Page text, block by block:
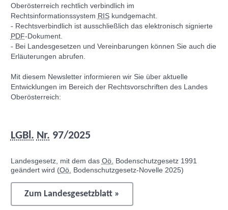
Oberösterreich rechtlich verbindlich im
Rechtsinformationssystem RISkundgemacht.
- Rechtsverbindlich ist ausschließlich das elektronisch signierte
PDF-Dokument.
- Bei Landesgesetzen und Vereinbarungen können Sie auch die
Erläuterungen abrufen.
Mit diesem Newsletterinformieren wir Sie über aktuelle
Entwicklungen im Bereich der Rechtsvorschriften des Landes
Oberösterreich:
LGBl. Nr. 97/2025
Landesgesetz, mit dem das Oö. Bodenschutzgesetz 1991
geändert wird (Oö. Bodenschutzgesetz-Novelle 2025)
Zum Landesgesetzblatt »